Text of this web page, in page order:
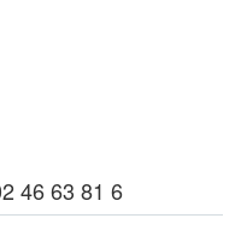
46 63 81 6